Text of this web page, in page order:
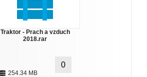
Traktor - Prach a vzduch
2018.rar
254.34 MB
0